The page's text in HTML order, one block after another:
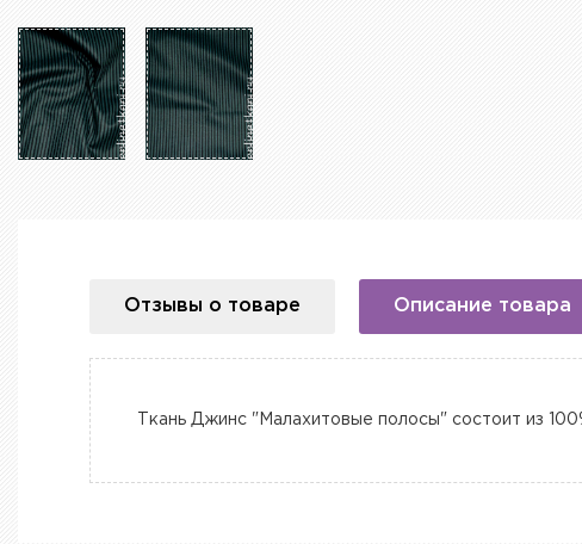
Отзывы о товаре Описание товара
Ткань Джинс "Малахитовые полосы" состоит из